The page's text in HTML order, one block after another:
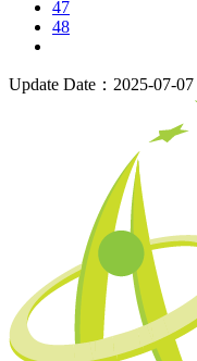
47
48
Update Date：2025-07-07